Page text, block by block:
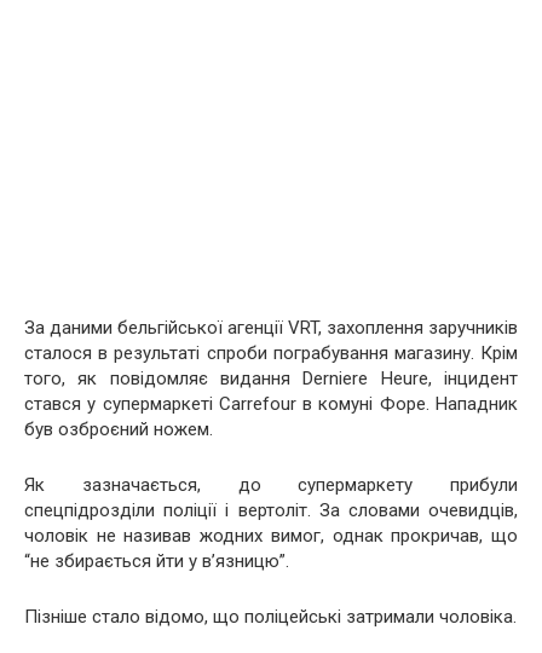
За даними бельгійської агенції VRT, захоплення заручників
сталося в результаті спроби пограбування магазину. Крім
того, як повідомляє видання Derniere Heure, інцидент
стався у супермаркеті Carrefour в комуні Форе. Нападник
був озброєний ножем.
Як зазначається, до супермаркету прибули
спецпідрозділи поліції і вертоліт. За словами очевидців,
чоловік не називав жодних вимог, однак прокричав, що
“не збирається йти у в’язницю”.
Пізніше стало відомо, що поліцейські затримали чоловіка.